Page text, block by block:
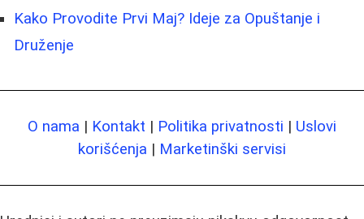
Kako Provodite Prvi Maj? Ideje za Opuštanje i
Druženje
O nama | Kontakt | Politika privatnosti | Uslovi
korišćenja | Marketinški servisi